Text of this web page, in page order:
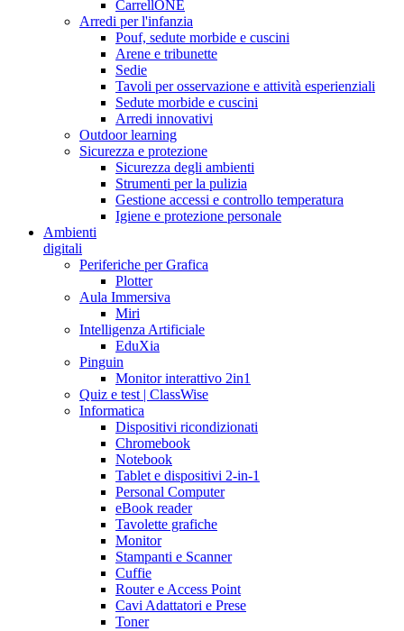
CarrellONE
Arredi per l'infanzia
Pouf, sedute morbide e cuscini
Arene e tribunette
Sedie
Tavoli per osservazione e attività esperienziali
Sedute morbide e cuscini
Arredi innovativi
Outdoor learning
Sicurezza e protezione
Sicurezza degli ambienti
Strumenti per la pulizia
Gestione accessi e controllo temperatura
Igiene e protezione personale
Ambienti
digitali
Periferiche per Grafica
Plotter
Aula Immersiva
Miri
Intelligenza Artificiale
EduXia
Pinguin
Monitor interattivo 2in1
Quiz e test | ClassWise
Informatica
Dispositivi ricondizionati
Chromebook
Notebook
Tablet e dispositivi 2-in-1
Personal Computer
eBook reader
Tavolette grafiche
Monitor
Stampanti e Scanner
Cuffie
Router e Access Point
Cavi Adattatori e Prese
Toner